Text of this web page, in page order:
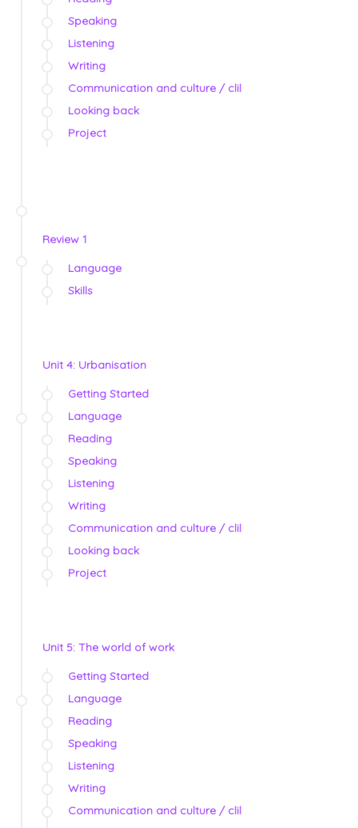
Speaking
Listening
Writing
Communication and culture / clil
Looking back
Project
Review 1
Language
Skills
Unit 4: Urbanisation
Getting Started
Language
Reading
Speaking
Listening
Writing
Communication and culture / clil
Looking back
Project
Unit 5: The world of work
Getting Started
Language
Reading
Speaking
Listening
Writing
Communication and culture / clil